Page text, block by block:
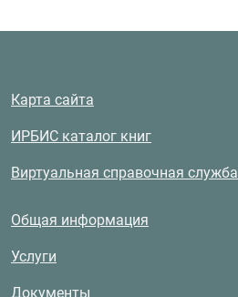
Карта сайта
ИРБИС каталог книг
Виртуальная справочная служба
Общая информация
Услуги
Документы